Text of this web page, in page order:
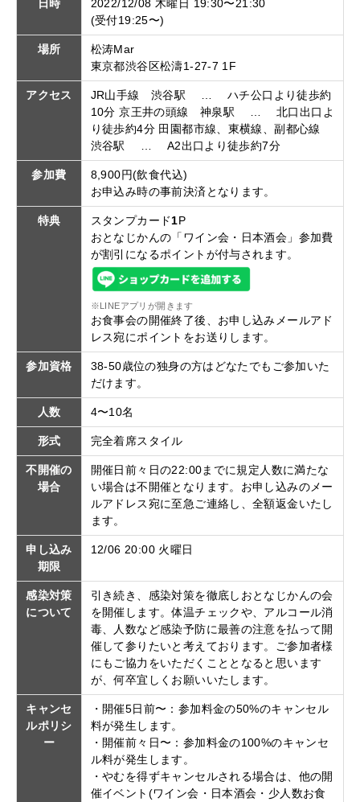
日時
2022/12/08 木曜日 19:30〜21:30
(受付19:25〜)
場所
松涛Mar
東京都渋谷区松濤1-27-7 1F
アクセス
JR山手線 渋谷駅 … ハチ公口より徒歩約
10分 京王井の頭線 神泉駅 … 北口出口よ
り徒歩約4分 田園都市線、東横線、副都心線
渋谷駅 … A2出口より徒歩約7分
参加費
8,900円(飲食代込)
お申込み時の事前決済となります。
特典 スタンプカード1P
おとなじかんの「ワイン会・日本酒会」参加費
が割引になるポイントが付与されます。
※LINEアプリが開きます
お食事会の開催終了後、お申し込みメールアド
レス宛にポイントをお送りします。
参加資格
38-50歳位の独身の方はどなたでもご参加いた
だけます。
人数 4〜10名
形式 完全着席スタイル
不開催の
場合
開催日前々日の22:00までに規定人数に満たな
い場合は不開催となります。お申し込みのメー
ルアドレス宛に至急ご連絡し、全額返金いたし
ます。
申し込み
期限
12/06 20:00 火曜日
感染対策
について
引き続き、感染対策を徹底しおとなじかんの会
を開催します。体温チェックや、アルコール消
毒、人数など感染予防に最善の注意を払って開
催して参りたいと考えております。ご参加者様
にもご協力をいただくこととなると思います
が、何卒宜しくお願いいたします。
キャンセ
ルポリシ
ー
・開催5日前〜：参加料金の50%のキャンセル
料が発生します。
・開催前々日〜：参加料金の100%のキャンセ
ル料が発生します。
・やむを得ずキャンセルされる場合は、他の開
催イベント(ワイン会・日本酒会・少人数お食